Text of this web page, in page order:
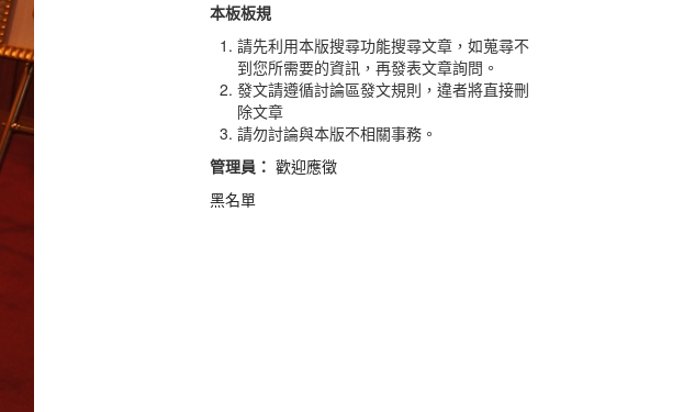
本板板規
請先利用本版搜尋功能搜尋文章，如蒐尋不
到您所需要的資訊，再發表文章詢問。
發文請遵循討論區發文規則，違者將直接刪
除文章
請勿討論與本版不相關事務。
管理員： 歡迎應徵
黑名單